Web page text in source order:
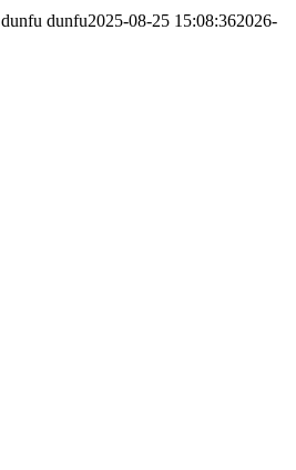
dunfu dunfu2025-08-25 15:08:362026-